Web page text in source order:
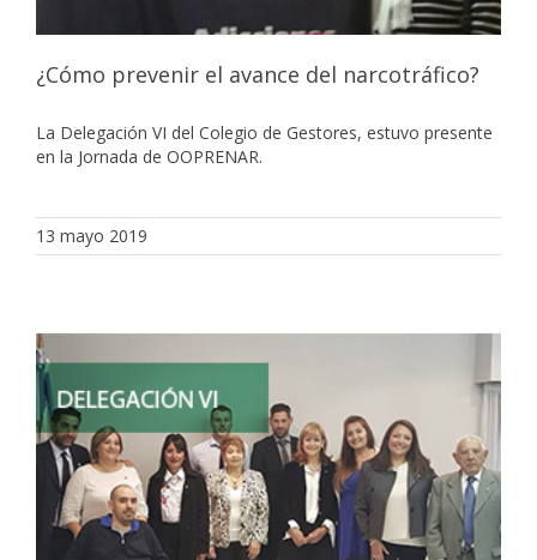
¿Cómo prevenir el avance del narcotráfico?
La Delegación VI del Colegio de Gestores, estuvo presente
en la Jornada de OOPRENAR.
13 mayo 2019